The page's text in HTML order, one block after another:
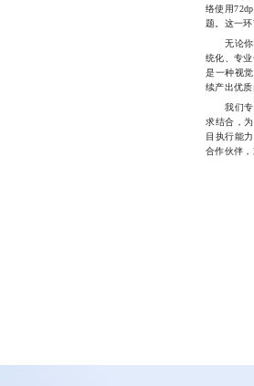
络使用
题。这一
无论你是
统化、专
是一种视
续产出优质
我们专注
求结合，
目执行能
合作伙伴